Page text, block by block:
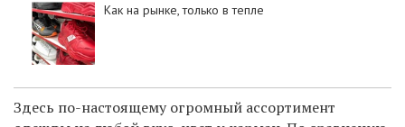
Как на рынке, только в тепле
Здесь по-настоящему огромный ассортимент